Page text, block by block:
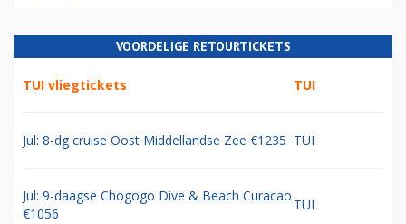
VOORDELIGE RETOURTICKETS
TUI vliegtickets TUI
Jul: 8-dg cruise Oost Middellandse Zee €1235 TUI
Jul: 9-daagse Chogogo Dive & Beach Curacao
€1056
TUI